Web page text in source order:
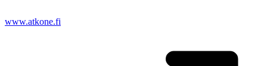
www.atkone.fi